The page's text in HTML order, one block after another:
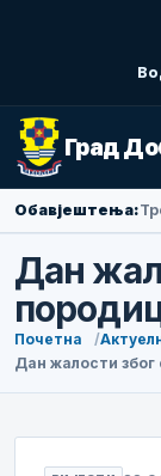
Град
Обавјештења:
Дан
Почетна
Дан жалости